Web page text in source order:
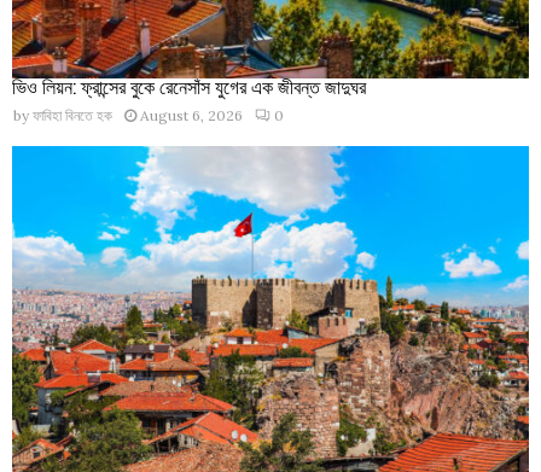
ভিও লিয়ন: ফ্রান্সের বুকে রেনেসাঁস যুগের এক জীবন্ত জাদুঘর
by ফাবিহা বিনতে হক August 6, 2026 0